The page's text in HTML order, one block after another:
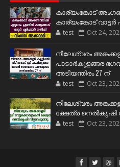
കാര്യംങ്കോട്
കാര്യംങ്കോട്
test Oct 24,
നീലേശ്വരം
പാടാർകുളങ്ങര
അടിയന്തിരം 27 ന്
test Oct 23,
നീലേശ്വരം
ക്ഷേത്ര നെൽകൃഷി
test Oct 23,